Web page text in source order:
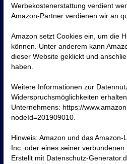
Werbekostenerstattung verdient
Amazon-Partner verdienen wir an
Amazon setzt Cookies ein, um die
können. Unter anderem kann
dieser Website geklickt und
haben.
Weitere Informationen zur
Widerspruchsmöglichkeiten
Unternehmens: https://
nodeId=201909010.
Hinweis: Amazon und das
Inc. oder eines seiner verbundenen
Erstellt mit Datenschutz-